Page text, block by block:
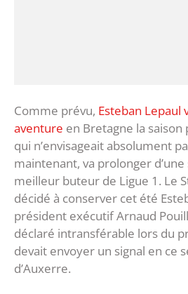
Comme prévu, Esteban Lepaul
aventure en Bretagne la saison
qui n’envisageait absolument
maintenant, va prolonger
meilleur buteur de Ligue 1. Le
décidé à conserver cet été
président exécutif Arnaud
déclaré intransférable lors du
devait envoyer un signal en ce
d’Auxerre.